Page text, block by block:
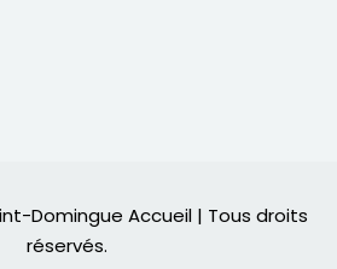
Domingue Accueil | Tous droits
réservés.